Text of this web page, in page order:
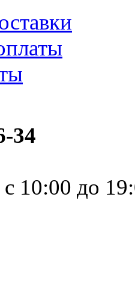
34
10:00 до